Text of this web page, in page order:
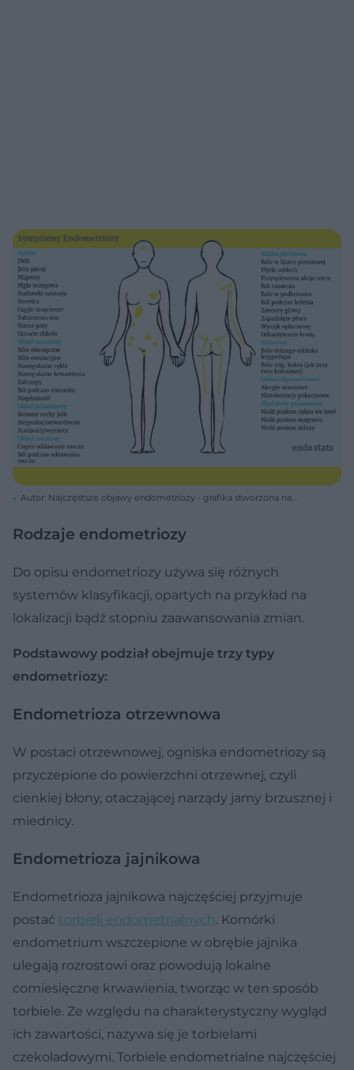
Autor: Najczęstsze objawy endometriozy - grafika stworzona na
prywatne
Rodzaje endometriozy
Do opisu endometriozy używa się różnych
systemów klasyfikacji, opartych na przykład na
lokalizacji bądź stopniu zaawansowania zmian.
Podstawowy podział obejmuje trzy typy
endometriozy:
Endometrioza otrzewnowa
W postaci otrzewnowej, ogniska endometriozy są
przyczepione do powierzchni otrzewnej, czyli
cienkiej błony, otaczającej narządy jamy brzusznej i
miednicy.
Endometrioza jajnikowa
Endometrioza jajnikowa najczęściej przyjmuje
postać torbieli endometrialnych. Komórki
endometrium wszczepione w obrębie jajnika
ulegają rozrostowi oraz powodują lokalne
comiesięczne krwawienia, tworząc w ten sposób
torbiele. Ze względu na charakterystyczny wygląd
ich zawartości, nazywa się je torbielami
czekoladowymi. Torbiele endometrialne najczęściej